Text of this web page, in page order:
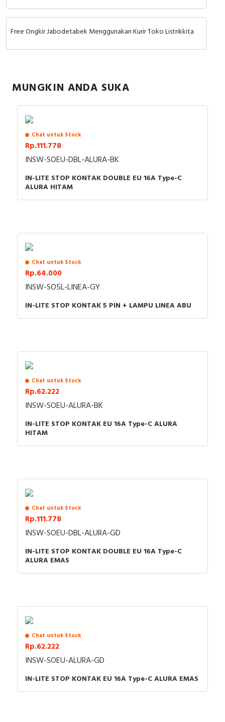
Cable Operated Switch
Pressure Switch
Ultrasonic & Rotary Encoder
Limit Switch
Inductive Sensors
Photoelectric
RFID
Capacitive Sensors
Safety Switch
Radio Frequency
Panel Box
• Pemasangan : Flush Mount
• Kompatibilitas : Standar kotak inbow
• Warna: Hitam
menghubungi tim sales atau marketing kami silakan klikdisini.
Free Ongkir Jabodetabek Menggunakan Kurir Toko Listrikkita
MUNGKIN ANDA SUKA
Chat untuk Stock
Rp.111.778
INSW-SOEU-DBL-ALURA-BK
IN-LITE STOP KONTAK DOUBLE EU 16A Type-C
ALURA HITAM
Chat untuk Stock
Rp.64.000
INSW-SO5L-LINEA-GY
IN-LITE STOP KONTAK 5 PIN + LAMPU LINEA ABU
Chat untuk Stock
Rp.62.222
INSW-SOEU-ALURA-BK
IN-LITE STOP KONTAK EU 16A Type-C ALURA
HITAM
Chat untuk Stock
Rp.111.778
INSW-SOEU-DBL-ALURA-GD
IN-LITE STOP KONTAK DOUBLE EU 16A Type-C
ALURA EMAS
Chat untuk Stock
Rp.62.222
INSW-SOEU-ALURA-GD
IN-LITE STOP KONTAK EU 16A Type-C ALURA EMAS